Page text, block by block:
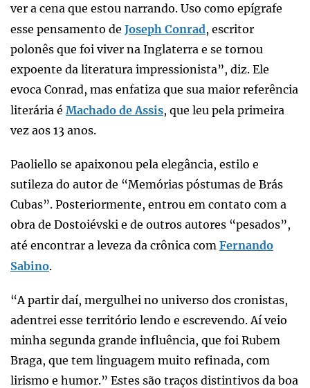
ver a cena que estou narrando. Uso como epígrafe
esse pensamento de Joseph Conrad, escritor
polonês que foi viver na Inglaterra e se tornou
expoente da literatura impressionista”, diz. Ele
evoca Conrad, mas enfatiza que sua maior referência
literária é Machado de Assis, que leu pela primeira
vez aos 13 anos.
Paoliello se apaixonou pela elegância, estilo e
sutileza do autor de “Memórias póstumas de Brás
Cubas”. Posteriormente, entrou em contato com a
obra de Dostoiévski e de outros autores “pesados”,
até encontrar a leveza da crônica com Fernando
Sabino.
“A partir daí, mergulhei no universo dos cronistas,
adentrei esse território lendo e escrevendo. Aí veio
minha segunda grande influência, que foi Rubem
Braga, que tem linguagem muito refinada, com
lirismo e humor.” Estes são traços distintivos da boa